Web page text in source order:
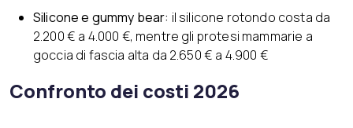
Silicone e gummy bear: il silicone rotondo costa da
2.200 € a 4.000 €, mentre gli protesi mammarie a
goccia di fascia alta da 2.650 € a 4.900 €
Confronto dei costi 2026